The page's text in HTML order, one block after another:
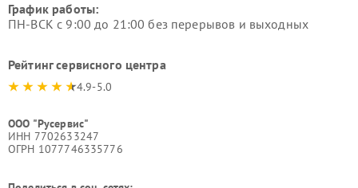
График работы:
ПН-ВСК с 9:00 до 21:00 без перерывов и выходных
Рейтинг сервисного центра
4.9-5.0
ООО "Русервис"
ИНН 7702633247
ОГРН 1077746335776